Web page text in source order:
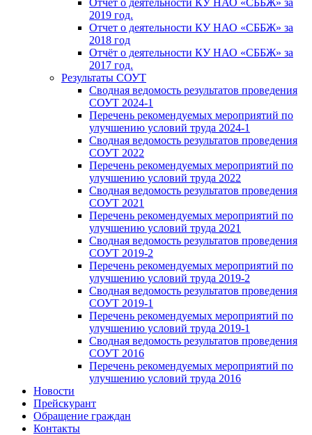
Отчет о деятельности КУ НАО «СББЖ» за
2019 год.
Отчет о деятельности КУ НАО «СББЖ» за
2018 год
Отчёт о деятельности КУ НАО «СББЖ» за
2017 год.
Результаты СОУТ
Сводная ведомость результатов проведения
СОУТ 2024-1
Перечень рекомендуемых мероприятий по
улучшению условий труда 2024-1
Сводная ведомость результатов проведения
СОУТ 2022
Перечень рекомендуемых мероприятий по
улучшению условий труда 2022
Сводная ведомость результатов проведения
СОУТ 2021
Перечень рекомендуемых мероприятий по
улучшению условий труда 2021
Сводная ведомость результатов проведения
СОУТ 2019-2
Перечень рекомендуемых мероприятий по
улучшению условий труда 2019-2
Сводная ведомость результатов проведения
СОУТ 2019-1
Перечень рекомендуемых мероприятий по
улучшению условий труда 2019-1
Сводная ведомость результатов проведения
СОУТ 2016
Перечень рекомендуемых мероприятий по
улучшению условий труда 2016
Новости
Прейскурант
Обращение граждан
Контакты